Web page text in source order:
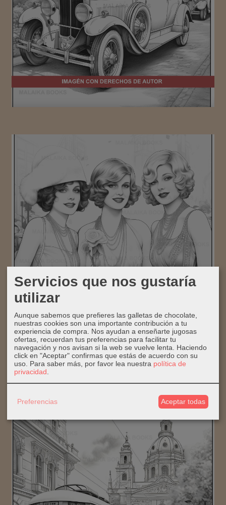
Servicios que nos gustaría
utilizar
Aunque sabemos que prefieres las galletas de chocolate,
nuestras cookies son una importante contribución a tu
experiencia de compra. Nos ayudan a enseñarte jugosas
ofertas, recuerdan tus preferencias para facilitar tu
navegación y nos avisan si la web se vuelve lenta. Haciendo
click en "Aceptar" confirmas que estás de acuerdo con su
uso. Para saber más, por favor lea nuestra política de
privacidad
Preferencias Aceptar todas